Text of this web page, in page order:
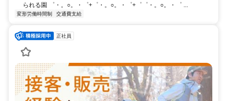
られる園 ゜・。○。・゜+゜・。○。・゜+゜゜・。○。・゜ ...
変形労働時間制 交通費支給
正社員